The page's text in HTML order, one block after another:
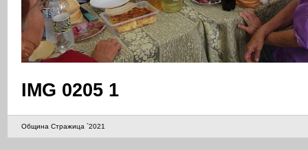
IMG 0205 1
Община Стражица `2021